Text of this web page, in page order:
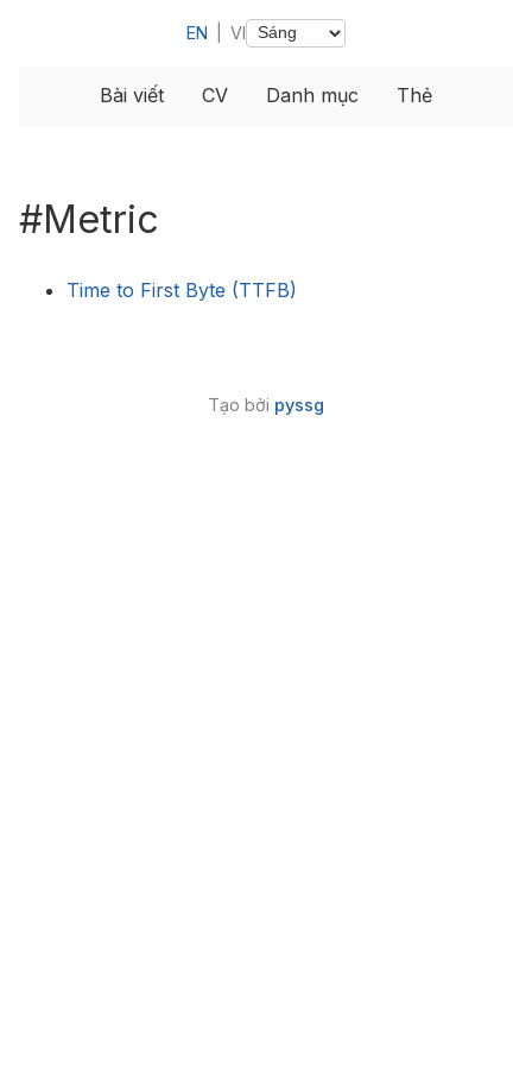
EN VI
Bài viết CV Danh mục Thẻ
#Metric
Time to First Byte (TTFB)
Tạo bởi pyssg